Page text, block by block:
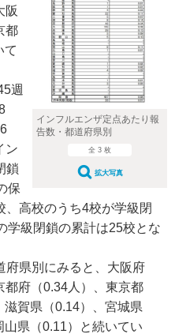
インフルエンザ定点あたり報
告数・都道府県別
全 3 枚
拡大写真
阪
都
て
週
ン
鎖
保
高校のうち4校が学級閉
学級閉鎖の累計は25校とな
県別にみると、大阪府
都府（0.34人）、東京都
滋賀県（0.14）、宮城県
山県（0.11）と続いてい